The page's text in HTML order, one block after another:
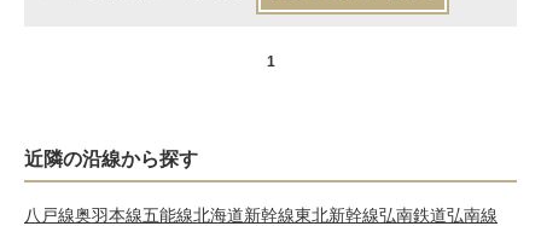
1
近隣の沿線から探す
八戸線奥羽本線五能線北海道新幹線東北新幹線弘南鉄道弘南線